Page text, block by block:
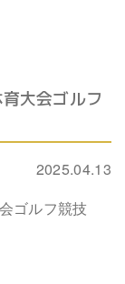
大会ゴルフ
2025.04.13
ゴルフ競技